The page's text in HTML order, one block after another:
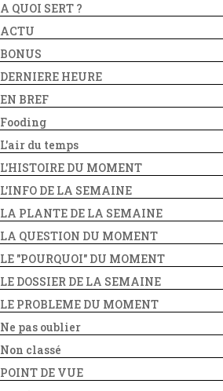
A QUOI SERT ?
ACTU
BONUS
DERNIERE HEURE
EN BREF
Fooding
L'air du temps
L'HISTOIRE DU MOMENT
L'INFO DE LA SEMAINE
LA PLANTE DE LA SEMAINE
LA QUESTION DU MOMENT
LE "POURQUOI" DU MOMENT
LE DOSSIER DE LA SEMAINE
LE PROBLEME DU MOMENT
Ne pas oublier
Non classé
POINT DE VUE